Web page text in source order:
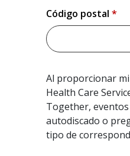
Código postal*
Al proporcionar
Health Care
Together,
autodiscado o
tipo de